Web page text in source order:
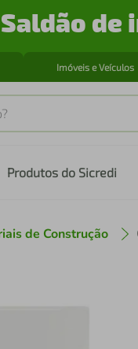
Saldão de
Imóveis e Veículos
Produtos do Sicredi
de Construção